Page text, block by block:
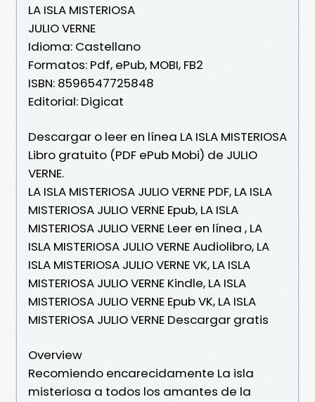
LA ISLA MISTERIOSA
JULIO VERNE
Idioma: Castellano
Formatos: Pdf, ePub, MOBI, FB2
ISBN: 8596547725848
Editorial: Digicat
Descargar o leer en línea LA ISLA MISTERIOSA
Libro gratuito (PDF ePub Mobi) de JULIO
VERNE.
LA ISLA MISTERIOSA JULIO VERNE PDF, LA ISLA
MISTERIOSA JULIO VERNE Epub, LA ISLA
MISTERIOSA JULIO VERNE Leer en línea , LA
ISLA MISTERIOSA JULIO VERNE Audiolibro, LA
ISLA MISTERIOSA JULIO VERNE VK, LA ISLA
MISTERIOSA JULIO VERNE Kindle, LA ISLA
MISTERIOSA JULIO VERNE Epub VK, LA ISLA
MISTERIOSA JULIO VERNE Descargar gratis
Overview
Recomiendo encarecidamente La isla
misteriosa a todos los amantes de la